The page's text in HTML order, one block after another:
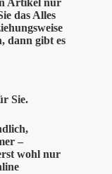
Artikel nur
das Alles
dann gibt es
Sie.
–
wohl nur